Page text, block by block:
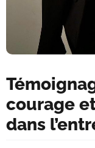
courage
dans